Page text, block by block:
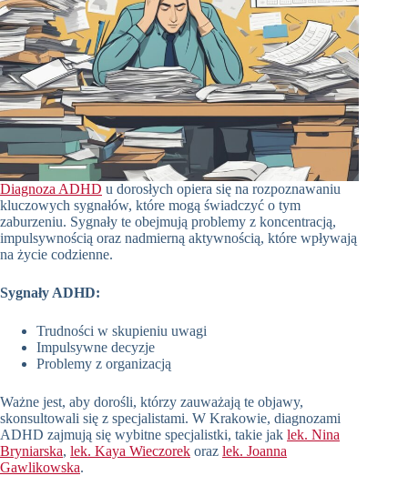
Diagnoza ADHD u dorosłych opiera się na rozpoznawaniu
kluczowych sygnałów, które mogą świadczyć o tym
zaburzeniu. Sygnały te obejmują problemy z koncentracją,
impulsywnością oraz nadmierną aktywnością, które wpływają
na życie codzienne.
Sygnały ADHD:
Trudności w skupieniu uwagi
Impulsywne decyzje
Problemy z organizacją
Ważne jest, aby dorośli, którzy zauważają te objawy,
skonsultowali się z specjalistami. W Krakowie, diagnozami
ADHD zajmują się wybitne specjalistki, takie jak lek. Nina
Bryniarska, lek. Kaya Wieczorek oraz lek. Joanna
Gawlikowska.